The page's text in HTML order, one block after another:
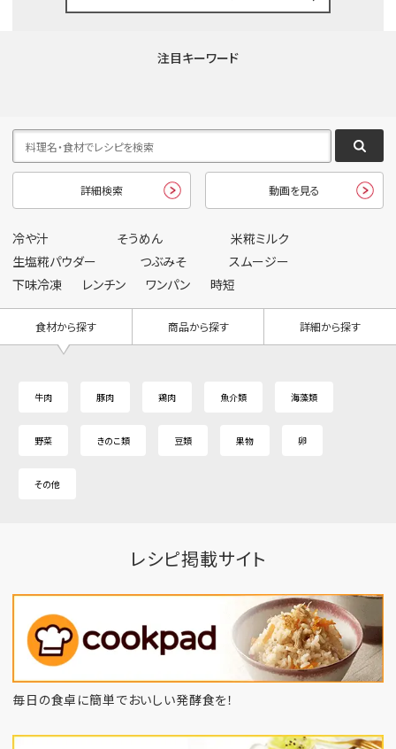
注目キーワード
詳細検索 動画を見る
冷や汁 そうめん
米糀ミルク
生塩糀パウダー
つぶみそ
スムージー
下味冷凍
レンチン ワンパン 時短
食材から探す 商品から探す 詳細から探す
牛肉 豚肉 鶏肉 魚介類 海藻類
野菜 きのこ類 豆類 果物 卵
その他
レシピ掲載サイト
毎日の食卓に簡単でおいしい発酵食を！